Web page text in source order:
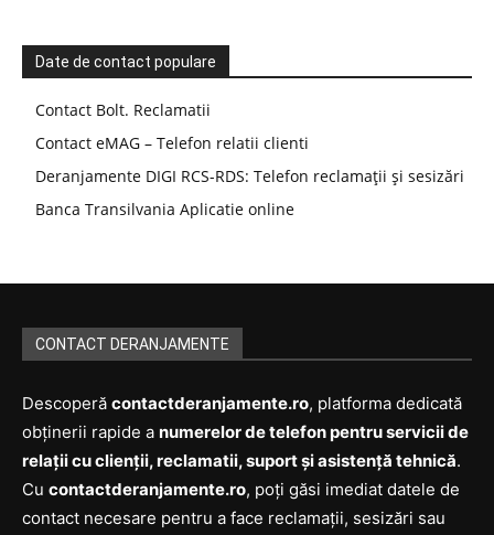
Date de contact populare
Contact Bolt. Reclamatii
Contact eMAG – Telefon relatii clienti
Deranjamente DIGI RCS-RDS: Telefon reclamații și sesizări
Banca Transilvania Aplicatie online
CONTACT DERANJAMENTE
Descoperă contactderanjamente.ro, platforma dedicată
obținerii rapide a numerelor de telefon pentru servicii de
relații cu clienții, reclamatii, suport și asistență tehnică.
Cu contactderanjamente.ro, poți găsi imediat datele de
contact necesare pentru a face reclamații, sesizări sau